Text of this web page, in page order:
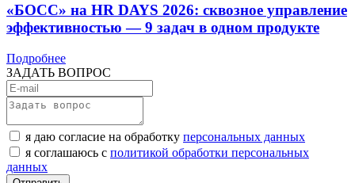
«БОСС» на HR DAYS 2026: сквозное управление
эффективностью — 9 задач в одном продукте
Подробнее
ЗАДАТЬ ВОПРОС
я даю согласие на обработку персональных данных
я соглашаюсь с политикой обработки персональных
данных